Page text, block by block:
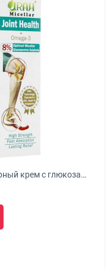
Urah Joint Health Omega3 Мицеллярный крем с глюкозамином питает, омолаживает и укрепляет суставы